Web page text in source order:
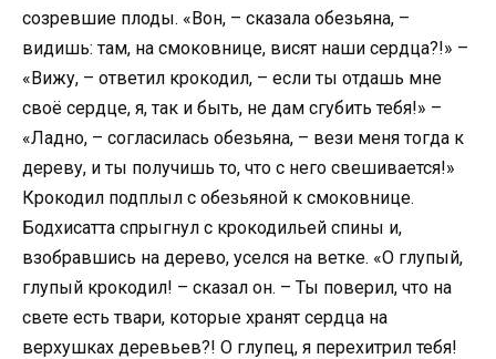
созревшие плоды. «Вон, – сказала обезьяна, –
видишь: там, на смоковнице, висят наши сердца?!» –
«Вижу, – ответил крокодил, – если ты отдашь мне
своё сердце, я, так и быть, не дам сгубить тебя!» –
«Ладно, – согласилась обезьяна, – вези меня тогда к
дереву, и ты получишь то, что с него свешивается!»
Крокодил подплыл с обезьяной к смоковнице.
Бодхисатта спрыгнул с крокодильей спины и,
взобравшись на дерево, уселся на ветке. «О глупый,
глупый крокодил! – сказал он. – Ты поверил, что на
свете есть твари, которые хранят сердца на
верхушках деревьев?! О глупец, я перехитрил тебя!